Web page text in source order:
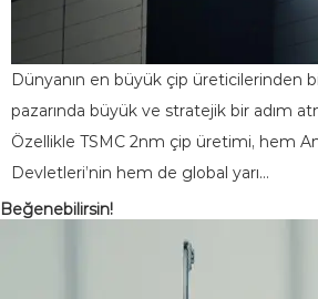
Dünyanın en büyük çip üreticilerinden
pazarında büyük ve stratejik bir adım
Özellikle TSMC 2nm çip üretimi, hem
Devletleri’nin hem de global yarı…
Beğenebilirsin!